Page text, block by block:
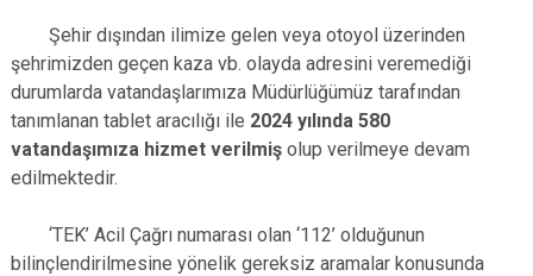
Şehir dışından ilimize gelen veya otoyol üzerinden
şehrimizden geçen kaza vb. olayda adresini veremediği
durumlarda vatandaşlarımıza Müdürlüğümüz tarafından
tanımlanan tablet aracılığı ile 2024 yılında 580
vatandaşımıza hizmet verilmiş olup verilmeye devam
edilmektedir.
‘TEK’ Acil Çağrı numarası olan ‘112’ olduğunun
bilinçlendirilmesine yönelik gereksiz aramalar konusunda